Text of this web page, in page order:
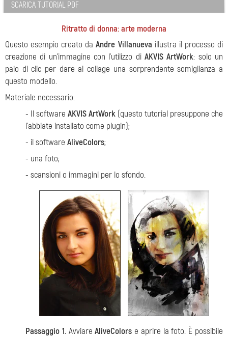
SCARICA TUTORIAL PDF
Ritratto di donna: arte moderna
Questo esempio creato daAndre Villanueva illustra il processo di
creazione di un’immagine con l’utilizzo di AKVIS ArtWork: solo un
paio di clic per dare al collage una sorprendente somiglianza a
questo modello.
Materiale necessario:
- Il software AKVIS ArtWork (questo tutorial presuppone che
l’abbiate installato come plugin);
- il software AliveColors;
- una foto;
- scansioni o immagini per lo sfondo.
Passaggio 1.AvviareAliveColors e aprire la foto. È possibile